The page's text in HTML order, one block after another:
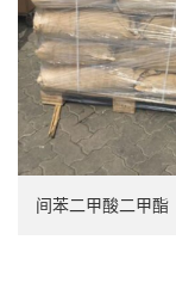
间苯二甲酸二甲酯